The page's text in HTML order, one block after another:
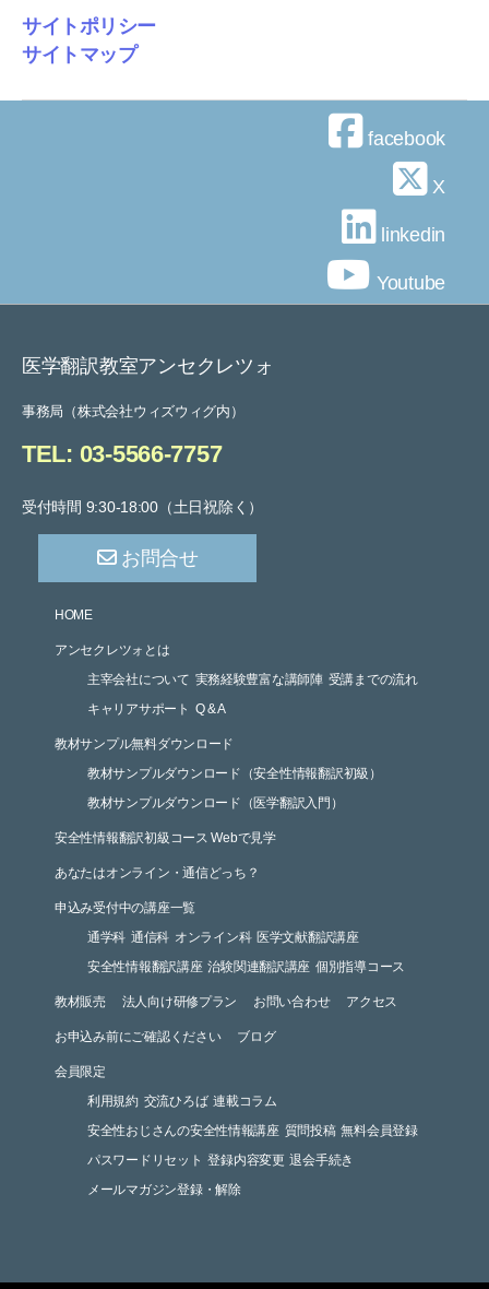
サイトポリシー
サイトマップ
facebook
X
linkedin
Youtube
医学翻訳教室アンセクレツォ
事務局（株式会社ウィズウィグ内）
TEL: 03-5566-7757
受付時間 9:30-18:00（土日祝除く）
お問合せ
HOME
アンセクレツォとは
主宰会社について 実務経験豊富な講師陣 受講までの流れ
キャリアサポート Q & A
教材サンプル無料ダウンロード
教材サンプルダウンロード（安全性情報翻訳初級）
教材サンプルダウンロード（医学翻訳入門）
安全性情報翻訳初級コース Webで見学
あなたはオンライン・通信どっち？
申込み受付中の講座一覧
通学科 通信科 オンライン科 医学文献翻訳講座
安全性情報翻訳講座 治験関連翻訳講座 個別指導コース
教材販売 法人向け研修プラン お問い合わせ アクセス
お申込み前にご確認ください ブログ
会員限定
利用規約 交流ひろば 連載コラム
安全性おじさんの安全性情報講座 質問投稿 無料会員登録
パスワードリセット 登録内容変更 退会手続き
メールマガジン登録・解除